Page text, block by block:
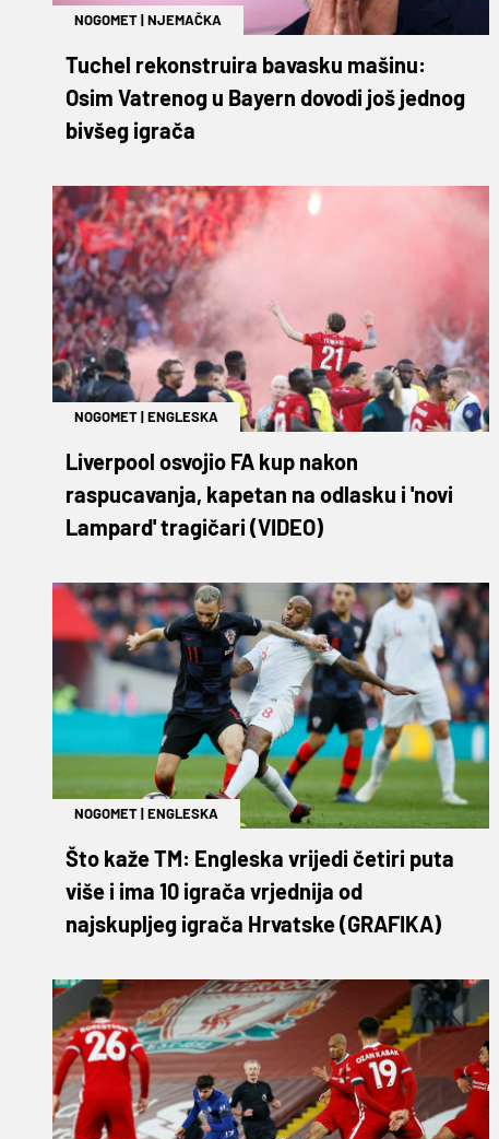
NOGOMET|NJEMAČKA
Tuchel rekonstruira bavasku mašinu:
Osim Vatrenog u Bayern dovodi još jednog
bivšeg igrača
NOGOMET|ENGLESKA
Liverpool osvojio FA kup nakon
raspucavanja, kapetan na odlasku i 'novi
Lampard' tragičari (VIDEO)
NOGOMET|ENGLESKA
Što kaže TM: Engleska vrijedi četiri puta
više i ima 10 igrača vrjednija od
najskupljeg igrača Hrvatske (GRAFIKA)